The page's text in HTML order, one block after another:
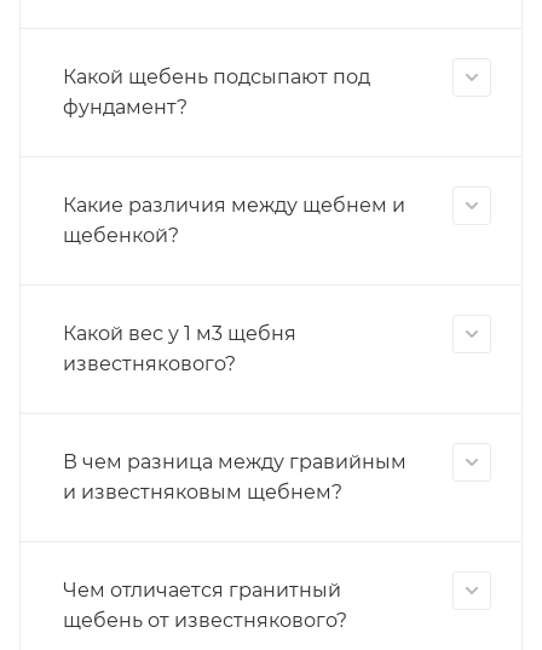
Какой щебень подсыпают под
фундамент?
Какие различия между щебнем и
щебенкой?
Какой вес у 1 м3 щебня
известнякового?
В чем разница между гравийным
и известняковым щебнем?
Чем отличается гранитный
щебень от известнякового?